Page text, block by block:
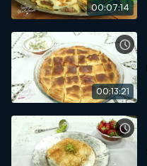
00:07:14
00:13:21